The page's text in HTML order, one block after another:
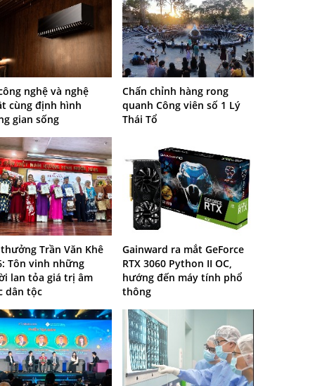
nghệ và nghệ
cùng định hình
gian sống
Chấn chỉnh hàng rong
quanh Công viên số 1 Lý
Thái Tổ
Trần Văn Khê
Tôn vinh những
lan tỏa giá trị âm
dân tộc
Gainward ra mắt GeForce
RTX 3060 Python II OC,
hướng đến máy tính phổ
thông